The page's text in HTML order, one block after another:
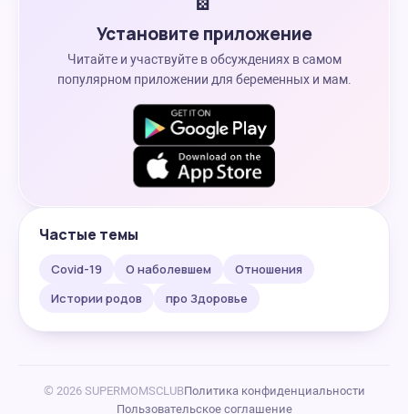
Установите приложение
Читайте и участвуйте в обсуждениях в самом
популярном приложении для беременных и мам.
Частые темы
Covid-19 О наболевшем
Отношения
Истории родов
про Здоровье
© 2026 SUPERMOMSCLUBПолитика конфиденциальности
Пользовательское соглашение